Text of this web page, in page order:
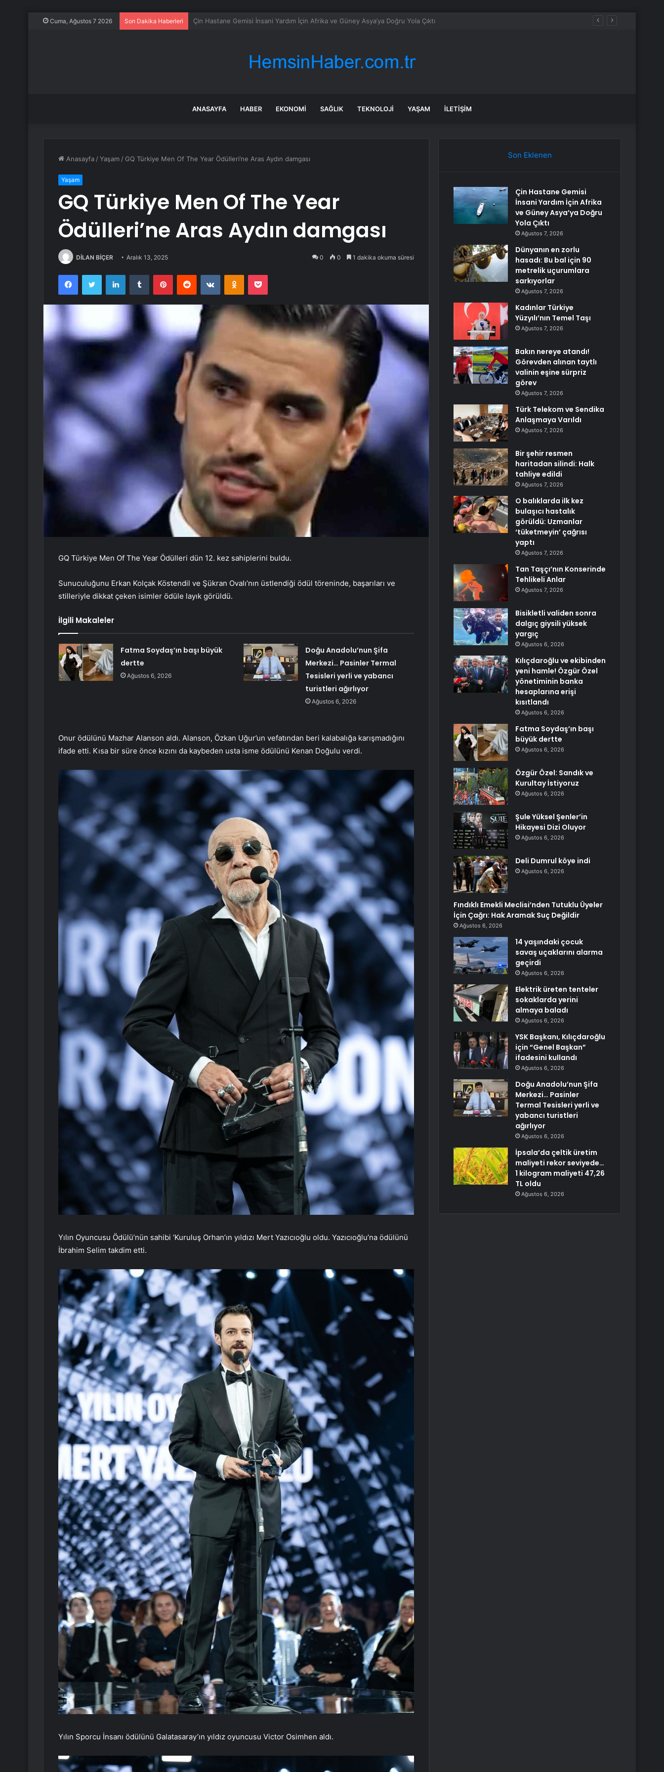
Cuma, Ağustos 7 2026 Son Dakika Haberleri Dünyanın en zorlu hasadı: Bu bal için 90 metrelik uçurumlara sarkıyorlar
ANASAYFA HABER EKONOMI SAĞLIK TEKNOLOJI YAŞAM İLETIŞIM
Anasayfa /Yaşam / GQ Türkiye Men Of The Year Ödülleri’ne Aras Aydın damgası
Yaşam
GQ Türkiye Men Of The Year
Ödülleri’ne Aras Aydın damgası
DİLAN BİÇER Aralık 13, 2025 0 0 1 dakika okuma süresi
FacebookTwitter LinkedInTumblr PinterestReddit VKontakteOdnoklassniki
Pocket
GQ Türkiye Men Of The Year Ödülleri dün 12. kez sahiplerini buldu.
Sunuculuğunu Erkan Kolçak Köstendil ve Şükran Ovalı’nın üstlendiği ödül töreninde, başarıları ve
stilleriyle dikkat çeken isimler ödüle layık görüldü.
İlgili Makaleler
Fatma Soydaş’ın başı büyük
dertte
Ağustos 6, 2026
Doğu Anadolu’nun Şifa
Merkezi… Pasinler Termal
Tesisleri yerli ve yabancı
turistleri ağırlıyor
Ağustos 6, 2026
Onur ödülünü Mazhar Alanson aldı. Alanson, Özkan Uğur’un vefatından beri kalabalığa karışmadığını
ifade etti. Kısa bir süre önce kızını da kaybeden usta isme ödülünü Kenan Doğulu verdi.
Yılın Oyuncusu Ödülü’nün sahibi ‘Kuruluş Orhan’ın yıldızı Mert Yazıcıoğlu oldu. Yazıcıoğlu’na ödülünü
İbrahim Selim takdim etti.
Yılın Sporcu İnsanı ödülünü Galatasaray’ın yıldız oyuncusu Victor Osimhen aldı.
Son Eklenen
Çin Hastane Gemisi
İnsani Yardım İçin Afrika
ve Güney Asya’ya Doğru
Yola Çıktı
Ağustos 7, 2026
Dünyanın en zorlu
hasadı: Bu bal için 90
metrelik uçurumlara
sarkıyorlar
Ağustos 7, 2026
Kadınlar Türkiye
Yüzyılı’nın Temel Taşı
Ağustos 7, 2026
Bakın nereye atandı!
Görevden alınan taytlı
valinin eşine sürpriz
görev
Ağustos 7, 2026
Türk Telekom ve Sendika
Anlaşmaya Varıldı
Ağustos 7, 2026
Bir şehir resmen
haritadan silindi: Halk
tahliye edildi
Ağustos 7, 2026
O balıklarda ilk kez
bulaşıcı hastalık
görüldü: Uzmanlar
‘tüketmeyin’ çağrısı
yaptı
Ağustos 7, 2026
Tan Taşçı’nın Konserinde
Tehlikeli Anlar
Ağustos 7, 2026
Bisikletli validen sonra
dalgıç giysili yüksek
yargıç
Ağustos 6, 2026
Kılıçdaroğlu ve ekibinden
yeni hamle! Özgür Özel
yönetiminin banka
hesaplarına erişi
kısıtlandı
Ağustos 6, 2026
Fatma Soydaş’ın başı
büyük dertte
Ağustos 6, 2026
Özgür Özel: Sandık ve
Kurultay İstiyoruz
Ağustos 6, 2026
Şule Yüksel Şenler’in
Hikayesi Dizi Oluyor
Ağustos 6, 2026
Deli Dumrul köye indi
Ağustos 6, 2026
Fındıklı Emekli Meclisi’nden Tutuklu Üyeler
İçin Çağrı: Hak Aramak Suç Değildir
Ağustos 6, 2026
14 yaşındaki çocuk
savaş uçaklarını alarma
geçirdi
Ağustos 6, 2026
Elektrik üreten tenteler
sokaklarda yerini
almaya baladı
Ağustos 6, 2026
YSK Başkanı, Kılıçdaroğlu
için “Genel Başkan”
ifadesini kullandı
Ağustos 6, 2026
Doğu Anadolu’nun Şifa
Merkezi… Pasinler
Termal Tesisleri yerli ve
yabancı turistleri
ağırlıyor
Ağustos 6, 2026
İpsala’da çeltik üretim
maliyeti rekor seviyede…
1 kilogram maliyeti 47,26
TL oldu
Ağustos 6, 2026